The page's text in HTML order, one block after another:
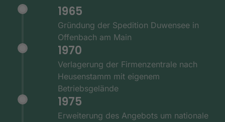
1965
Gründung der Spedition Duwensee in
Offenbach am Main
1970
Verlagerung der Firmenzentrale nach
Heusenstamm mit eigenem
Betriebsgelände
1975
Erweiterung des Angebots um nationale